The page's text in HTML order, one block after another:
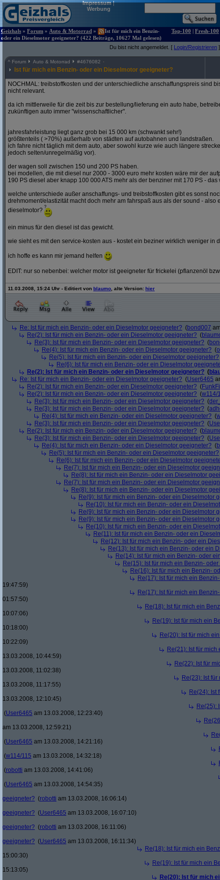
Impressum|
Werbung
Geizhals » Forum » Auto & Motorrad »
Ist für mich ein Benzin-
oder ein Dieselmotor geeigneter? (422 Beiträge, 10627 Mal gelesen)
Top-100 | Fresh-100
Du bist nicht angemeldet. [ Login/Registrieren ]
^ Forum Auto & Motorrad #4676082
Ist für mich ein Benzin- oder ein Dieselmotor geeigneter?
NOCHMAL: treibstoffkosten und der unterschiedliche anschaffungspreis sind
nicht relevant.
da ich mittlerweile für die zeit bis zur bestellung/lieferung ein auto habe,
zukünftigen auto immer "wissenschaftlicher".
jahresfahrleistung liegt ganz grob bei 15 000 km (schwankt sehr!)
größtenteils ( >70%) außerhalb von städten auf autobahnen und landstraßen.
ich fahre nicht täglich mit dem auto, aber sowohl kurze wie auch längere
jedoch selten/unregelmäßig vor).
der wagen soll zwischen 150 und 200 PS haben.
bei modellen, die mit diesel nur 2000 - 3000 euro mehr kosten wäre mir der
190 PS diesel aber knapp 100 000 ATS mehr als der benziner mit 170 PS - das
welche unterschiede außer anschaffungs- und treibstoffkosten gibt es sonst
drehmoment/elastizität macht doch mehr am fahrspaß aus als der sound - also
dieselmotor?
ein minus für den diesel ist das gewicht.
wie sieht es mit den service-kosten aus - kostet ein beziner wirklich weniger in
ich hoffe es kann mir jemand helfen
EDIT: nur so nebenbei: welcher motor ist geeigneter für frickelei (pflanzenöl
11.03.2008, 15:24 Uhr - Editiert von blaumo , alte Version: hier
Re: Ist für mich ein Benzin- oder ein Dieselmotor geeigneter? (bond007
Re(2): Ist für mich ein Benzin- oder ein Dieselmotor geeigneter? (
Re(3): Ist für mich ein Benzin- oder ein Dieselmotor geeigneter? (
Re(4): Ist für mich ein Benzin- oder ein Dieselmotor geeigneter? (
Re(5): Ist für mich ein Benzin- oder ein Dieselmotor geeigneter?
Re(6): Ist für mich ein Benzin- oder ein Dieselmotor
Re(2): Ist für mich ein Benzin- oder ein Dieselmotor geeigneter? (
Re: Ist für mich ein Benzin- oder ein Dieselmotor geeigneter? (User6465
Re(2): Ist für mich ein Benzin- oder ein Dieselmotor geeigneter? (
Re(2): Ist für mich ein Benzin- oder ein Dieselmotor geeigneter? (w114/
Re(3): Ist für mich ein Benzin- oder ein Dieselmotor geeigneter? (
Re(3): Ist für mich ein Benzin- oder ein Dieselmotor geeigneter? (
Re(4): Ist für mich ein Benzin- oder ein Dieselmotor geeigneter? (
Re(3): Ist für mich ein Benzin- oder ein Dieselmotor geeigneter? (
Re(2): Ist für mich ein Benzin- oder ein Dieselmotor geeigneter? (
Re(3): Ist für mich ein Benzin- oder ein Dieselmotor geeigneter? (
Re(4): Ist für mich ein Benzin- oder ein Dieselmotor geeigneter? (
Re(5): Ist für mich ein Benzin- oder ein Dieselmotor geeigneter?
Re(6): Ist für mich ein Benzin- oder ein Dieselmotor
Re(7): Ist für mich ein Benzin- oder ein Dieselmotor
Re(8): Ist für mich ein Benzin- oder ein Dieselmotor
Re(7): Ist für mich ein Benzin- oder ein Dieselmotor
Re(8): Ist für mich ein Benzin- oder ein Dieselmotor
Re(9): Ist für mich ein Benzin- oder ein Dieselmotor
Re(10): Ist für mich ein Benzin- oder ein
Re(9): Ist für mich ein Benzin- oder ein Dieselmotor
Re(9): Ist für mich ein Benzin- oder ein Dieselmotor
Re(10): Ist für mich ein Benzin- oder ein
Re(11): Ist für mich ein Benzin- oder ein
Re(12): Ist für mich ein Benzin- oder ein
Re(13): Ist für mich ein Benzin- oder ein
Re(14): Ist für mich ein Benzin- oder
Re(15): Ist für mich ein Benzin-
Re(16): Ist für mich ein Benzin-
Re(17): Ist für mich ein
19:47:59)
Re(17): Ist für mich ein
01:57:50)
Re(18): Ist für mich ein
10:07:06)
Re(19): Ist für mich ein
10:18:00)
Re(20): Ist für mich
10:22:09)
Re(21): Ist für
13.03.2008, 10:44:59)
Re(22): Ist für
13.03.2008, 11:02:38)
Re(23): Ist
13.03.2008, 11:17:55)
Re(24): Ist
13.03.2008, 12:10:45)
Re(25):
(User6465 am 13.03.2008, 12:23:40)
am 13.03.2008, 12:59:21)
(User6465 am 13.03.2008, 14:21:16)
(w114/115 am 13.03.2008, 14:32:18)
(robotti am 13.03.2008, 14:41:06)
(User6465 am 13.03.2008, 14:54:35)
geeigneter? (robotti am 13.03.2008, 16:06:14)
geeigneter? (User6465 am 13.03.2008, 16:07:10)
geeigneter? (robotti am 13.03.2008, 16:11:06)
geeigneter? (User6465 am 13.03.2008, 16:11:34)
Re(18): Ist für mich ein
15:00:30)
Re(19): Ist für mich ein
15:13:05)
Re(20): Ist für mich